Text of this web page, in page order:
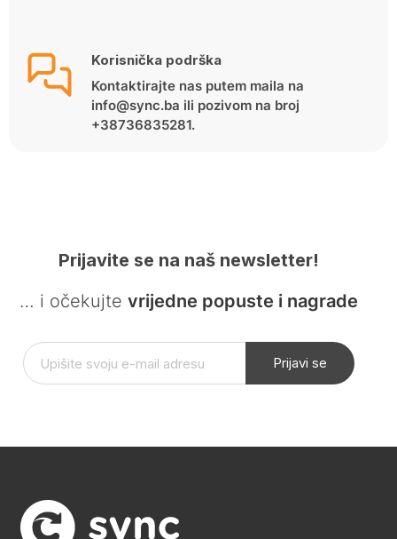
Korisnička podrška
Kontaktirajte nas putem maila na
info@sync.ba ili pozivom na broj
+38736835281.
Prijavite se na naš newsletter!
… i očekujte vrijedne popuste i nagrade
Prijavi se